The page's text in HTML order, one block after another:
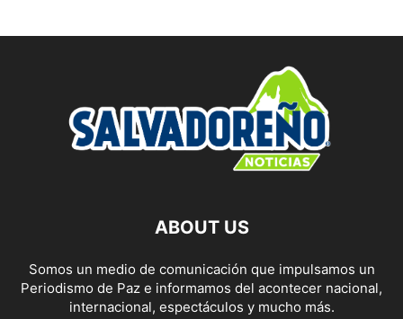
ABOUT US
Somos un medio de comunicación que impulsamos un
Periodismo de Paz e informamos del acontecer nacional,
internacional, espectáculos y mucho más.